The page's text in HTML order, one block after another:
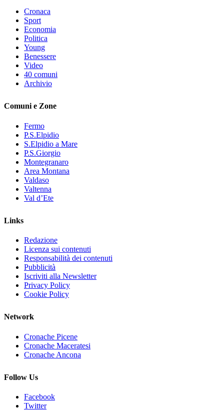
Cronaca
Sport
Economia
Politica
Young
Benessere
Video
40 comuni
Archivio
Comuni e Zone
Fermo
P.S.Elpidio
S.Elpidio a Mare
P.S.Giorgio
Montegranaro
Area Montana
Valdaso
Valtenna
Val d’Ete
Links
Redazione
Licenza sui contenuti
Responsabilità dei contenuti
Pubblicità
Iscriviti alla Newsletter
Privacy Policy
Cookie Policy
Network
Cronache Picene
Cronache Maceratesi
Cronache Ancona
Follow Us
Facebook
Twitter